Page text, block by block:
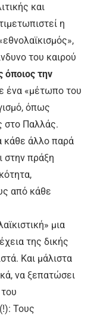
και
η
του καιρού
όποιος την
ένα «μέτωπο του
όπως
στο Παλλάς.
κάθε άλλο παρά
στην πράξη
από κάθε
μια
της δικής
Και μάλιστα
να ξεπατώσει
Τους